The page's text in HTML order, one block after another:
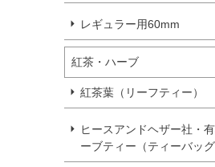
レギュラー用60mm
紅茶・ハーブ
紅茶葉（リーフティー）
ヒースアンドヘザー社・
ーブティー（ティーバッグ